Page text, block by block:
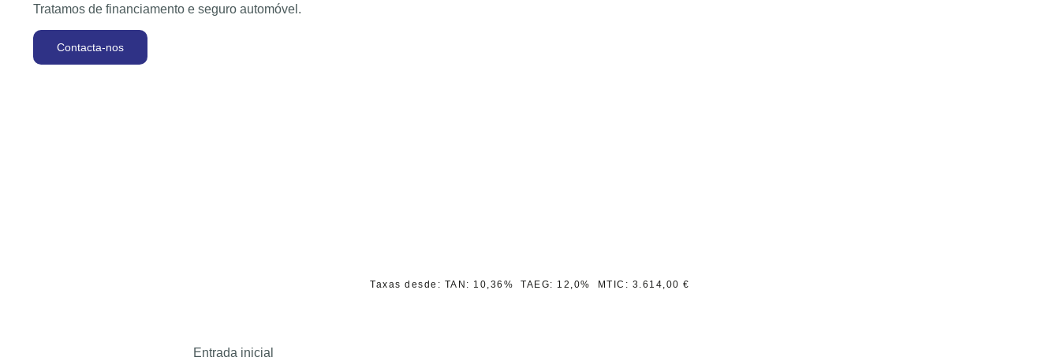
Tratamos de financiamento e seguro automóvel.
Contacta-nos
Taxas desde: TAN: 10,36% TAEG: 12,0% MTIC: 3.614,00 €
Entrada inicial